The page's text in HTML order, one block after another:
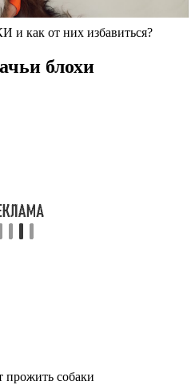
как от них избавиться?
блохи
прожить собаки